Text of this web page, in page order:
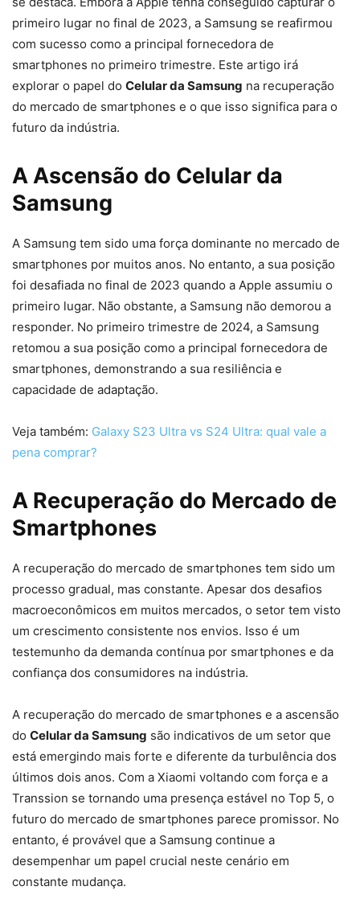
primeiro lugar no final de 2023, a Samsung se reafirmou
com sucesso como a principal fornecedora de
smartphones no primeiro trimestre. Este artigo irá
explorar o papel do Celular da Samsung na recuperação
do mercado de smartphones e o que isso significa para o
futuro da indústria.
A Ascensão do Celular da
Samsung
A Samsung tem sido uma força dominante no mercado de
smartphones por muitos anos. No entanto, a sua posição
foi desafiada no final de 2023 quando a Apple assumiu o
primeiro lugar. Não obstante, a Samsung não demorou a
responder. No primeiro trimestre de 2024, a Samsung
retomou a sua posição como a principal fornecedora de
smartphones, demonstrando a sua resiliência e
capacidade de adaptação.
Veja também: Galaxy S23 Ultra vs S24 Ultra: qual vale a
pena comprar?
A Recuperação do Mercado de
Smartphones
A recuperação do mercado de smartphones tem sido um
processo gradual, mas constante. Apesar dos desafios
macroeconômicos em muitos mercados, o setor tem visto
um crescimento consistente nos envios. Isso é um
testemunho da demanda contínua por smartphones e da
confiança dos consumidores na indústria.
A recuperação do mercado de smartphones e a ascensão
do Celular da Samsung são indicativos de um setor que
está emergindo mais forte e diferente da turbulência dos
últimos dois anos. Com a Xiaomi voltando com força e a
Transsion se tornando uma presença estável no Top 5, o
futuro do mercado de smartphones parece promissor. No
entanto, é provável que a Samsung continue a
desempenhar um papel crucial neste cenário em
constante mudança.